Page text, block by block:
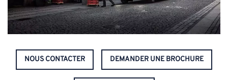
NOUS CONTACTER DEMANDER UNE BROCHURE